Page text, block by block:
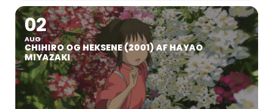
02
AUG
CHIHIRO OG HEKSENE (2001) AF HAYAO
MIYAZAKI